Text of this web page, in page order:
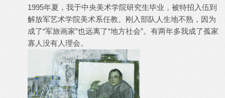
1995年夏，我于中央美术学院研究生毕业，被特招入伍到
解放军艺术学院美术系任教。刚入部队人生地不熟，因为
成了“军旅画家”也远离了“地方社会”。有两年多我成了孤家
寡人没有人理会。